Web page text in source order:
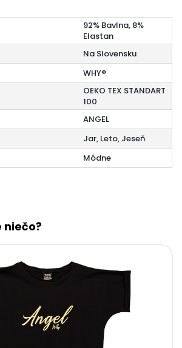
92% Bavlna, 8%
Elastan
Na Slovensku
WHY®
OEKO TEX STANDART
100
ANGEL
Jar, Leto, Jeseň
Módne
niečo?